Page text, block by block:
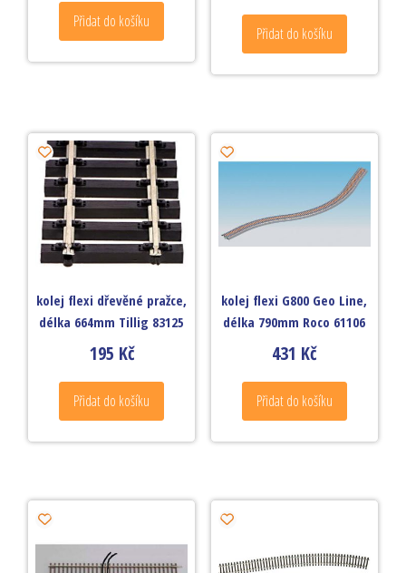
Přidat do košíku
Přidat do košíku
kolej flexi dřevěné pražce,
délka 664mm Tillig 83125
195 Kč
Přidat do košíku
kolej flexi G800 Geo Line,
délka 790mm Roco 61106
431 Kč
Přidat do košíku